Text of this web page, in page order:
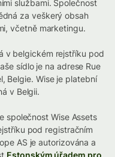
službami. Společnost
za veškerý obsah
včetně marketingu.
v belgickém rejstříku pod
sídlo je na adrese Rue
Belgie. Wise je platební
v Belgii.
společnost Wise Assets
pod registračním
AS je autorizována a